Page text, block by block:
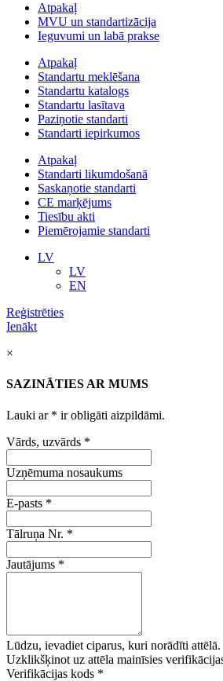
Atpakaļ
MVU un standartizācija
Ieguvumi un labā prakse
Atpakaļ
Standartu meklēšana
Standartu katalogs
Standartu lasītava
Paziņotie standarti
Standarti iepirkumos
Atpakaļ
Standarti likumdošanā
Saskaņotie standarti
CE marķējums
Tiesību akti
Piemērojamie standarti
LV
LV
EN
Reģistrēties
Ienākt
×
SAZINĀTIES AR MUMS
Lauki ar * ir obligāti aizpildāmi.
Vārds, uzvārds *
Uzņēmuma nosaukums
E-pasts *
Tālruņa Nr. *
Jautājums *
Lūdzu, ievadiet ciparus, kuri norādīti attēlā.
Uzklikšķinot uz attēla mainīsies
Verifikācijas kods *